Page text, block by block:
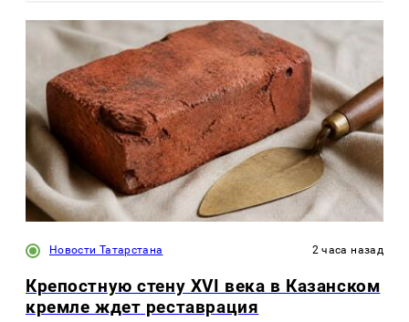
Новости Татарстана 2 часа назад
Крепостную стену XVI века в Казанском
кремле ждет реставрация